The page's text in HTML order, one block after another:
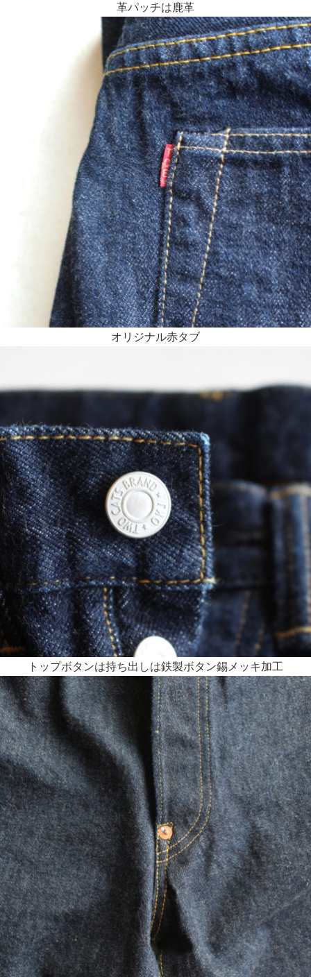
革パッチは鹿革
オリジナル赤タブ
トップボタンは持ち出しは鉄製ボタン錫メッキ加工